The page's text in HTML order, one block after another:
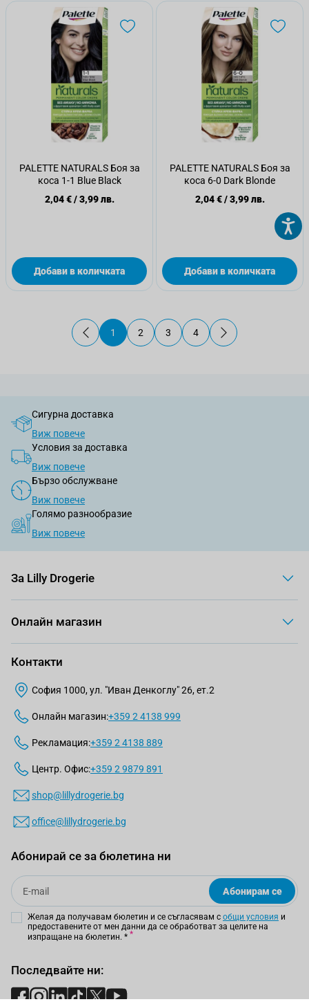
PALETTE NATURALS Боя за
коса 1-1 Blue Black
2,04 €/3,99 лв.
Добави в количката
PALETTE NATURALS Боя за
коса 6-0 Dark Blonde
2,04 €/3,99 лв.
Добави в количката
В момента четете страница
1
Страница
2
Страница
3
Страница
4
Сигурна доставка
Виж повече
Условия за доставка
Виж повече
Бързо обслужване
Виж повече
Голямо разнообразие
Виж повече
За Lilly Drogerie
Онлайн магазин
Контакти
София 1000, ул. "Иван Денкоглу" 26, ет.2
Онлайн магазин:+359 2 4138 999
Рекламация:+359 2 4138 889
Центр. Офис:+359 2 9879 891
shop@lillydrogerie.bg
office@lillydrogerie.bg
Абонирай се за бюлетина ни
Email
Абонирам се
Желая да получавам бюлетин и се съгласявам с общи условия и
предоставените от мен данни да се обработват за целите на
изпращане на бюлетин. *
Последвайте ни: